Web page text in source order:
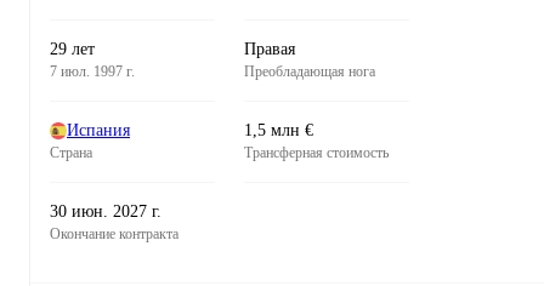
29 лет
7 июл. 1997 г.
Правая
Преобладающая нога
Испания
Страна
1,5 млн €
Трансферная стоимость
30 июн. 2027 г.
Окончание контракта